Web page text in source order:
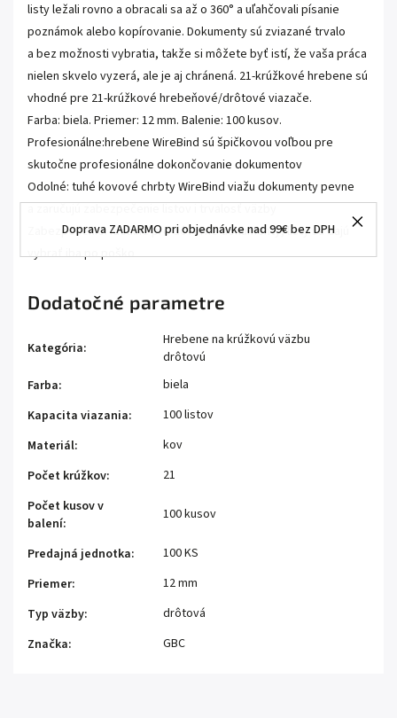
Doprava ZADARMO pri objednávke nad 99€ bez DPH
listy ležali rovno a obracali sa až o 360° a uľahčovali písanie
poznámok alebo kopírovanie. Dokumenty sú zviazané trvalo
a bez možnosti vybratia, takže si môžete byť istí, že vaša práca
nielen skvelo vyzerá, ale je aj chránená. 21-krúžkové hrebene sú
vhodné pre 21-krúžkové hrebeňové/drôtové viazače.
Farba: biela. Priemer: 12 mm. Balenie: 100 kusov.
Profesionálne:hrebene WireBind sú špičkovou voľbou pre
skutočne profesionálne dokončovanie dokumentov
Odolné: tuhé kovové chrbty WireBind viažu dokumenty pevne
Zabezpečenie: ideálne pre dôverné dokumenty, listy sa dajú
vybrať iba po poško
Dodatočné parametre
Kategória:
Hrebene na krúžkovú väzbu
drôtovú
Farba:
biela
Kapacita viazania:
100 listov
Materiál:
kov
Počet krúžkov:
21
Počet kusov v
balení:
100 kusov
Predajná jednotka:
100 KS
Priemer:
12 mm
Typ väzby:
drôtová
Značka: GBC